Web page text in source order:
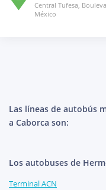
Central Tufesa,
México
Las líneas de autobús
a Caborca son:
Los autobuses de
Terminal ACN